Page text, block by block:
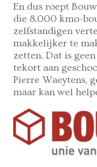
En dus roept
die 8.000 kmo-
zelfstandigen
makkelijker te
zetten. Dat is
tekort aan
Pierre Waeytens,
maar kan wel